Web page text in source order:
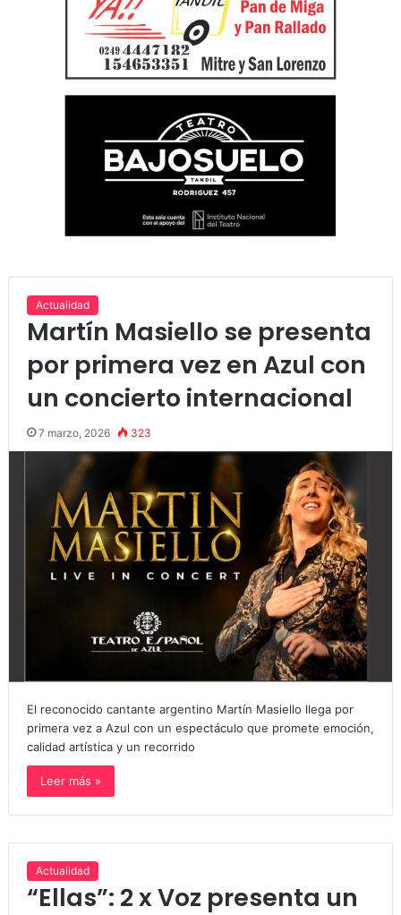
Actualidad
Martín Masiello se presenta
por primera vez en Azul con
un concierto internacional
7 marzo, 2026 323
El reconocido cantante argentino Martín Masiello llega por
primera vez a Azul con un espectáculo que promete emoción,
calidad artística y un recorrido
Leer más »
Actualidad
“Ellas”: 2 x Voz presenta un